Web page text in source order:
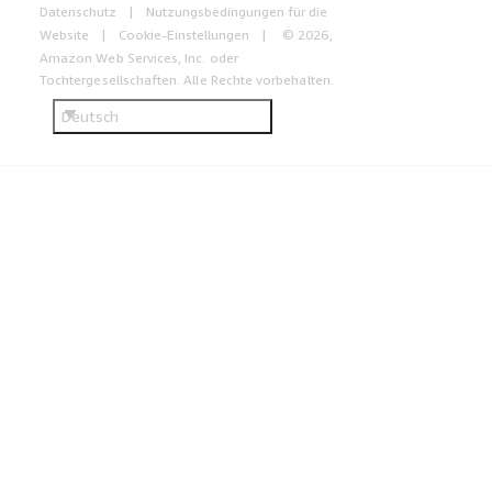
Datenschutz
Nutzungsbedingungen für die
Website
Cookie-Einstellungen
© 2026,
Amazon Web Services, Inc. oder
Tochtergesellschaften. Alle Rechte vorbehalten.
Deutsch